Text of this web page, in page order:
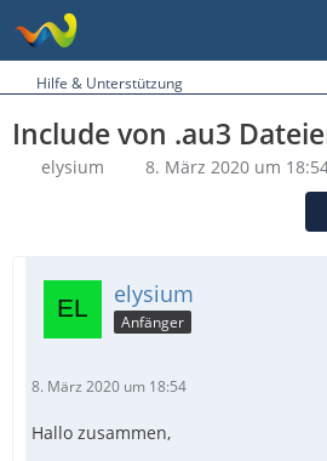
Hilfe & Unterstützung
Include von .au3
elysium 8. März 2020 um
elysium
Anfänger
8. März 2020 um 18:54
Hallo zusammen,